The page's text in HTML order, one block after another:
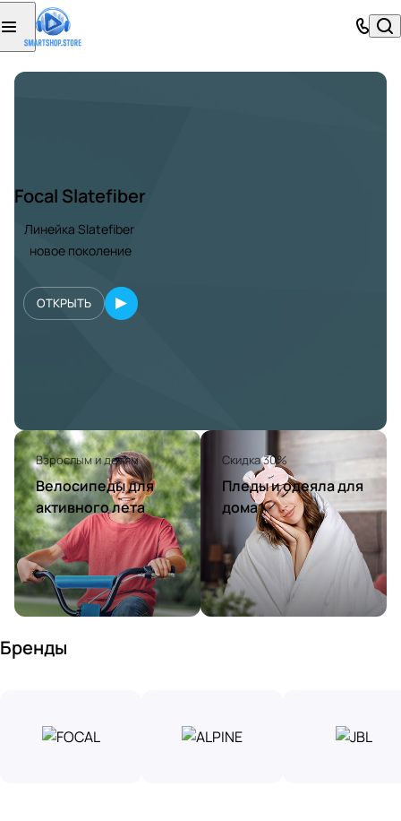
Focal Slatefiber
Линейка Slatefiber
новое поколение
ОТКРЫТЬ
Взрослым и детям
Велосипеды для
активного лета
Скидка 30%
Пледы и одеяла для
дома
Бренды